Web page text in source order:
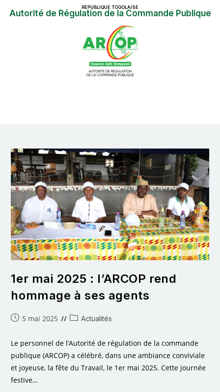
Autorité de Régulation de la Commande Publique
REPUBLIQUE TOGOLAISE
1er mai 2025 : l’ARCOP rend
hommage à ses agents
5 mai 2025 Actualités
Le personnel de l’Autorité de régulation de la commande
publique (ARCOP) a célébré, dans une ambiance conviviale
et joyeuse, la fête du Travail, le 1er mai 2025. Cette journée
festive…